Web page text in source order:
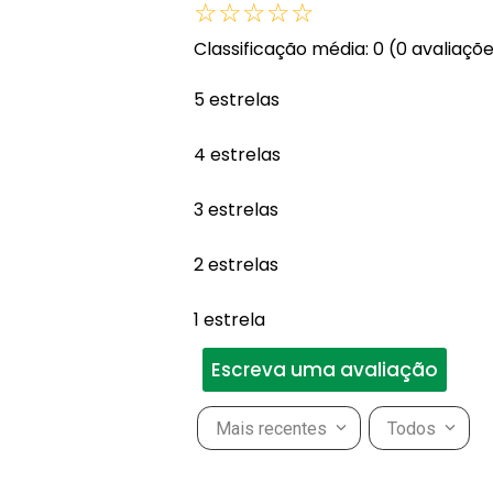
☆☆☆☆☆
Classificação média: 0 (0
5 estrelas
4 estrelas
3 estrelas
2 estrelas
1 estrela
Escreva uma avaliação
Mais recentes Todos